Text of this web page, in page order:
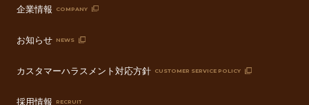
企業情報 COMPANY
お知らせ NEWS
カスタマーハラスメント対応方針 CUSTOMER SERVICE POLICY
採用情報 RECRUIT